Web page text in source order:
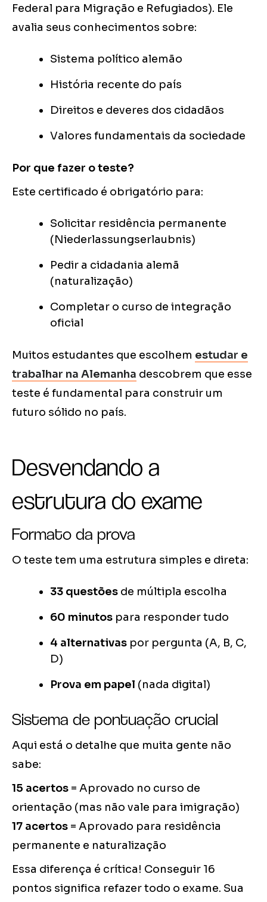
Federal para Migração e Refugiados). Ele
avalia seus conhecimentos sobre:
Sistema político alemão
História recente do país
Direitos e deveres dos cidadãos
Valores fundamentais da sociedade
Por que fazer o teste?
Este certificado é obrigatório para:
Solicitar residência permanente
(Niederlassungserlaubnis)
Pedir a cidadania alemã
(naturalização)
Completar o curso de integração
oficial
Muitos estudantes que escolhem estudar e
trabalhar na Alemanha descobrem que esse
teste é fundamental para construir um
futuro sólido no país.
Desvendando a
estrutura do exame
Formato da prova
O teste tem uma estrutura simples e direta:
33 questões de múltipla escolha
60 minutos para responder tudo
4 alternativas por pergunta (A, B, C,
D)
Prova em papel (nada digital)
Sistema de pontuação crucial
Aqui está o detalhe que muita gente não
sabe:
15 acertos = Aprovado no curso de
orientação (mas não vale para imigração)
17 acertos = Aprovado para residência
permanente e naturalização
Essa diferença é crítica! Conseguir 16
pontos significa refazer todo o exame. Sua